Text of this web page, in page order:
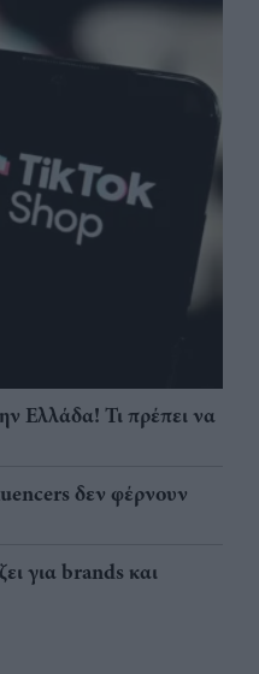
Ελλάδα! Τι πρέπει να
δεν φέρνουν
για brands και